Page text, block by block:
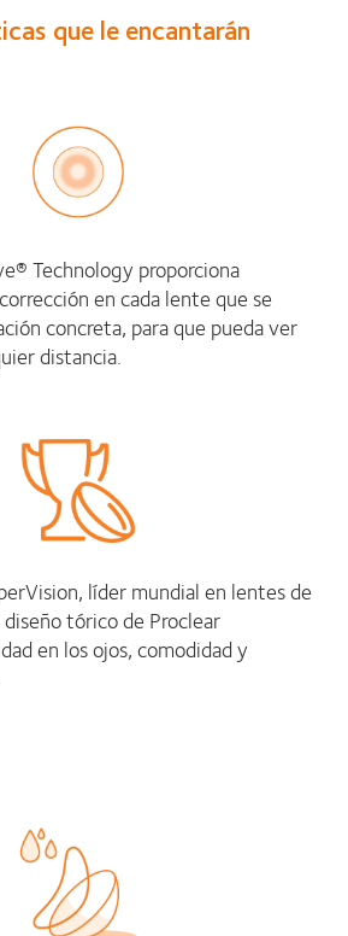
que le encantarán
Technology proporciona
en cada lente que se
concreta, para que pueda ver
distancia.
líder mundial en lentes de
tórico de Proclear
en los ojos, comodidad y